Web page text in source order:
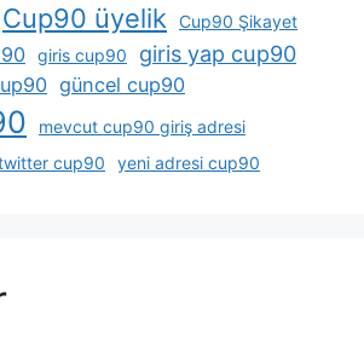
Cup90 üyelik Cup90 Şikayet
giris cup90 giris yap cup90
güncel cup90
mevcut cup90 giriş adresi
cup90 yeni adresi cup90